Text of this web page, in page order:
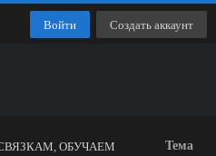
Тема
ОБУЧАЕМ
Войти Создать аккаунт